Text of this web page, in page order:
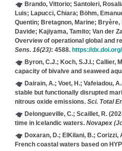
Brando, Vittorio; Santoleri,
Luis; Lapucci, Chiara; Böhm,
Quentin; Bretagnon, Marine;
Davide; Kajiyama, Tamito; Van der
Overview of operational global and
Sens. 16(23): 4588. https://
Byron, C.J.; Koch, S.J.I.; Callier,
capacity of bivalve and seaweed
Dairain, A.; Voet, H.; Vafeiadou,
stable but functionally disrupted
nitrous oxide emissions. Sci. Total
Delongueville, C.; Scaillet, R.
time in Icelandic waters. Novapex
Doxaran, D.; ElKilani, B.; Corizzi,
French coastal waters based on